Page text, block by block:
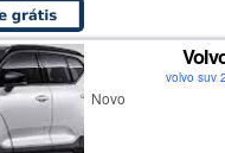
volvo suv
Novo